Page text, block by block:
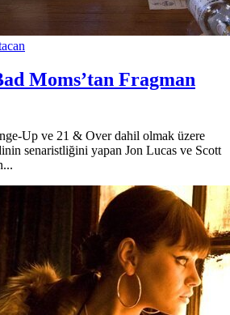
Moms’tan Fragman
Up ve 21 & Over dahil olmak üzere
senaristliğini yapan Jon Lucas ve Scott